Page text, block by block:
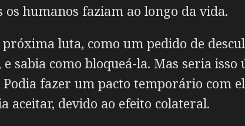
os humanos faziam ao longo da vida.
luta, como um pedido de
sabia como bloqueá-la. Mas seria
fazer um pacto temporário com
aceitar, devido ao efeito colateral.